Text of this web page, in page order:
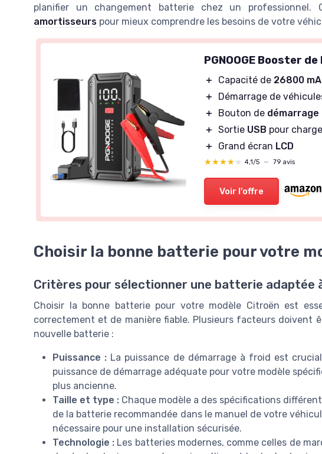
planifier un changement batterie chez un
amortisseurs pour mieux comprendre les besoins de votre
PGNOOGE Booster
＋ Capacité de 26800
＋
Démarrage de
＋
Bouton de
＋ Sortie USB pour
＋
Grand écran LCD
★★★★★
★★★★★ 4,1/5 — 79 avis
Voir l'offre
Choisir la bonne batterie pour votre
Critères pour sélectionner une batterie adaptée
Choisir la bonne batterie pour votre modèle Citroën est
correctement et de manière fiable. Plusieurs facteurs doivent
nouvelle batterie :
Puissance : La puissance de démarrage à froid est
puissance de démarrage adéquate pour votre modèle
plus ancienne.
Taille et type : Chaque modèle a des spécifications
de la batterie recommandée dans le manuel de votre
nécessaire pour une installation sécurisée.
Technologie : Les batteries modernes, comme celles de